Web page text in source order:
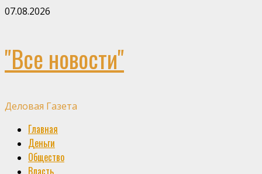
Skip
07.08.2026
"Все новости"
Деловая Газета
Primary
Menu
Главная
Деньги
Общество
Власть